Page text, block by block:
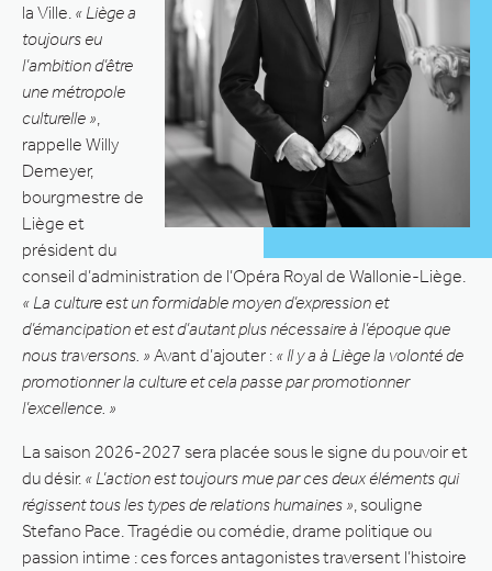
la Ville. « Liège a
toujours eu
l’ambition d’être
une métropole
culturelle »
rappelle Willy
Demeyer,
bourgmestre de
Liège et
président du
conseil d’administration de l’Opéra Royal de Wallonie-Liège.
« La culture est un formidable moyen d’expression et
d’émancipation et est d’autant plus nécessaire à l’époque que
nous traversons. » Avant d’ajouter : « Il y a à Liège la volonté de
promotionner la culture et cela passe par promotionner
l’excellence. »
La saison 2026-2027 sera placée sous le signe du pouvoir et
du désir. « L’action est toujours mue par ces deux éléments qui
régissent tous les types de relations humaines » , souligne
Stefano Pace. Tragédie ou comédie, drame politique ou
passion intime : ces forces antagonistes traversent l’histoire